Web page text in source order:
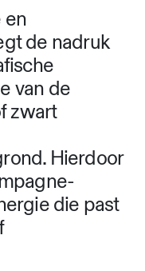
en
de nadruk
van de
zwart
Hierdoor
die past